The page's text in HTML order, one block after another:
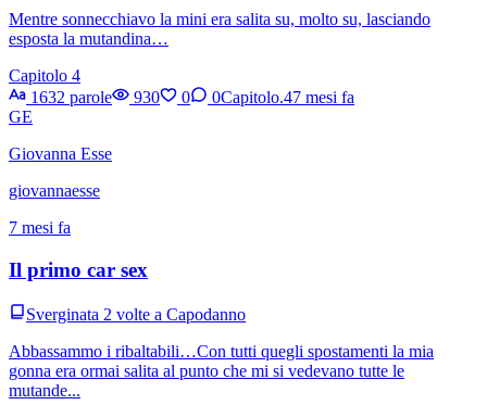
Mentre sonnecchiavo la mini era salita su, molto su, lasciando
esposta la mutandina…
Capitolo 4
1632 parole
930 0 0Capitolo.47 mesi fa
GE
Giovanna Esse
giovannaesse
7 mesi fa
Il primo car sex
Sverginata 2 volte a Capodanno
Abbassammo i ribaltabili…Con tutti quegli spostamenti la mia
gonna era ormai salita al punto che mi si vedevano tutte le
mutande...